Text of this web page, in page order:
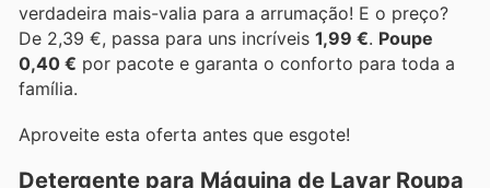
verdadeira mais-valia para a arrumação! E o preço?
De 2,39 €, passa para uns incríveis 1,99 €. Poupe
0,40 € por pacote e garanta o conforto para toda a
família.
Aproveite esta oferta antes que esgote!
Detergente para Máquina de Lavar Roupa